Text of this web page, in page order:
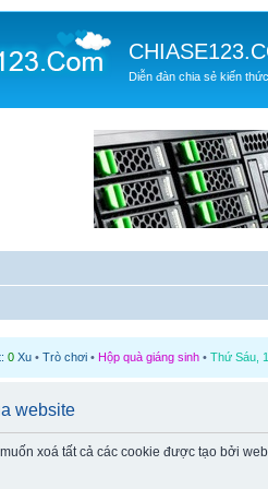
Diễn đàn chia sẻ kiến thức
0 Xu • Trò chơi • Hộp quà giáng sinh • Thứ Sáu,
website
xoá tất cả các cookie được tạo bởi